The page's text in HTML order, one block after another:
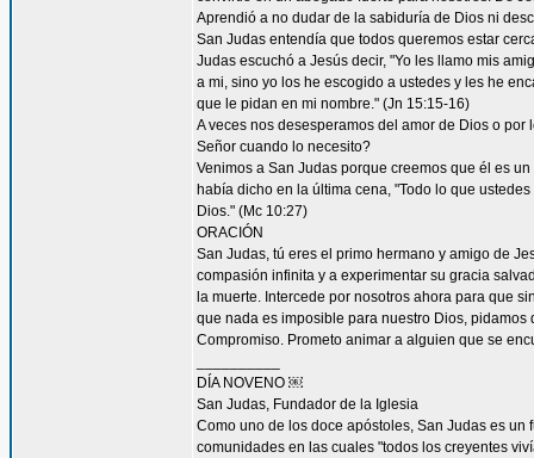
Aprendió a no dudar de la sabiduría de Dios ni
San Judas entendía que todos queremos estar
Judas escuchó a Jesús decir, "Yo les llamo mis
a mi, sino yo los he escogido a ustedes y les he
que le pidan en mi nombre." (Jn 15:15-16)
A veces nos desesperamos del amor de Dios o
Señor cuando lo necesito?
Venimos a San Judas porque creemos que él es
había dicho en la última cena, "Todo lo que
Dios." (Mc 10:27)
ORACIÓN
San Judas, tú eres el primo hermano y amigo de
compasión infinita y a experimentar su gracia
la muerte. Intercede por nosotros ahora para que
que nada es imposible para nuestro Dios,
Compromiso. Prometo animar a alguien que se
DÍA NOVENO ￼
San Judas, Fundador de la Iglesia
Como uno de los doce apóstoles, San Judas es
comunidades en las cuales "todos los creyentes